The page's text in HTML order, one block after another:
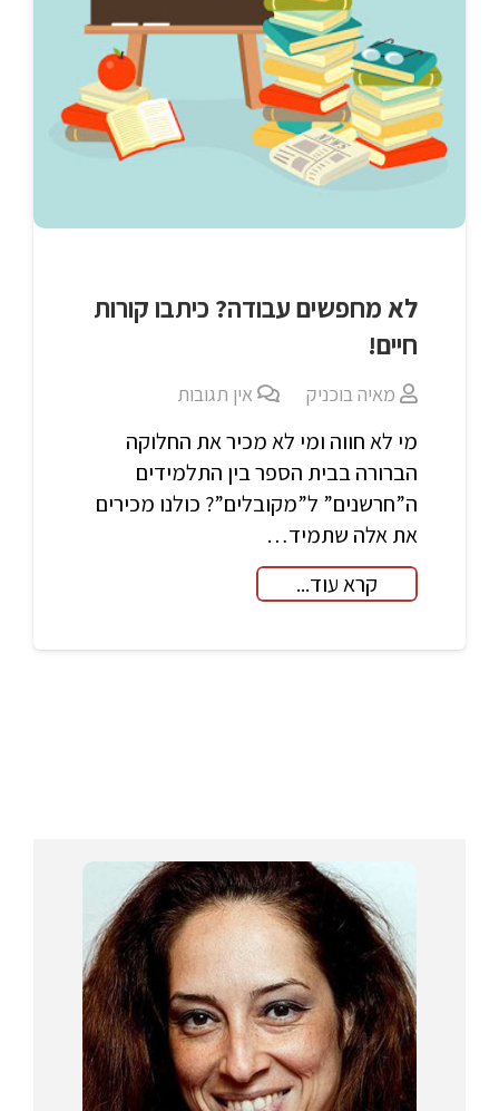
לא מחפשים עבודה? כיתבו קורות
חיים!
מאיה בוכניק אין תגובות
מי לא חווה ומי לא מכיר את החלוקה
הברורה בבית הספר בין התלמידים
ה”חרשנים” ל”מקובלים”? כולנו מכירים
את אלה שתמיד…
קרא עוד...